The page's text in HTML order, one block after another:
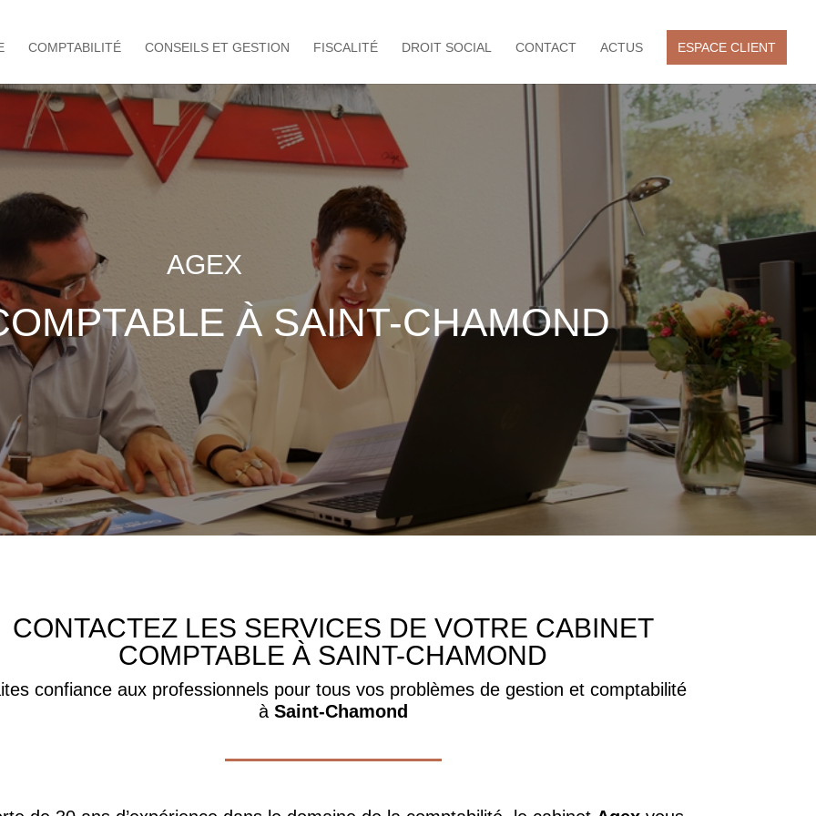
COMPTABILITÉ CONSEILS ET GESTION FISCALITÉ DROIT SOCIAL CONTACT ACTUS ESPACE CLIENT
AGEX
À SAINT-CHAMOND
CONTACTEZ LES SERVICES DE VOTRE CABINET
COMPTABLE À SAINT-CHAMOND
confiance aux professionnels pour tous vos problèmes de gestion et comptabilité
à Saint-Chamond